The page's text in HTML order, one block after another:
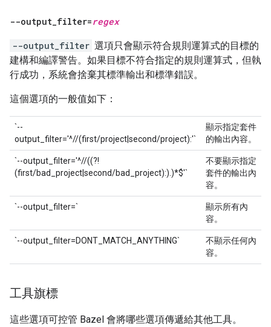
--output_filter=regex
--output_filter 選項只會顯示符合規則運算式的目標的
建構和編譯警告。如果目標不符合指定的規則運算式，但執
行成功，系統會捨棄其標準輸出和標準錯誤。
這個選項的一般值如下：
`--
output_filter='^//(first/project|second/project):'`
顯示指定套件
的輸出內容。
`--output_filter='^//((?!
(first/bad_project|second/bad_project):).)*$'`
不要顯示指定
套件的輸出內
容。
`--output_filter=`
顯示所有內
容。
`--output_filter=DONT_MATCH_ANYTHING`
不顯示任何內
容。
工具旗標
這些選項可控管 Bazel 會將哪些選項傳遞給其他工具。